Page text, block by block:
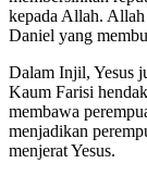
kepada Allah.
Daniel yang
Dalam Injil, Yesus
Kaum Farisi
membawa
menjadikan
menjerat Yesus.